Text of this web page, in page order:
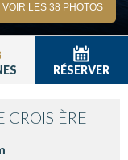
VOIR LES 38 PHOTOS
RÉSERVER
CROISIÈRE